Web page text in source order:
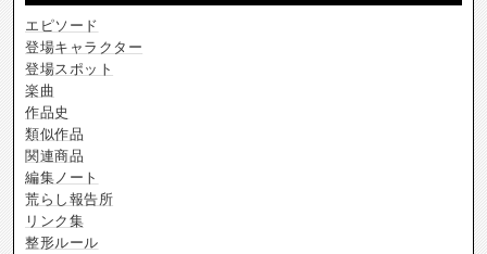
エピソード
登場キャラクター
登場スポット
楽曲
作品史
類似作品
関連商品
編集ノート
荒らし報告所
リンク集
整形ルール